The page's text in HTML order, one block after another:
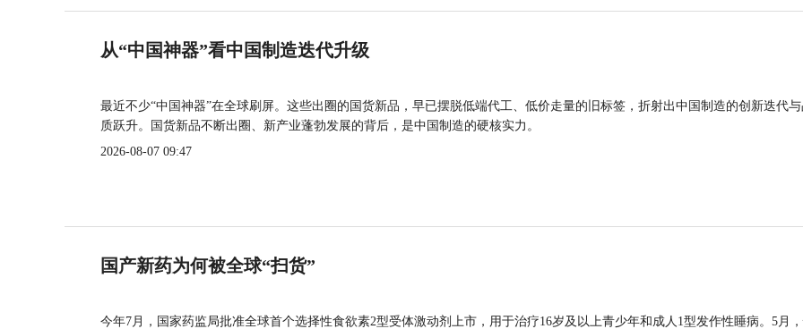
从“中国神器”看中国制造迭代升级
最近不少“中国神器”在全球刷屏。这些出圈的国货新品，早已摆脱低端代工、低价走量的旧标签，折射出中国制造的创新迭代
质跃升。国货新品不断出圈、新产业蓬勃发展的背后，是中国制造的硬核实力。
2026-08-07 09:47
国产新药为何被全球“扫货”
今年7月，国家药监局批准全球首个选择性食欲素2型受体激动剂上市，用于治疗16岁及以上青少年和成人1型发作性睡病。5月